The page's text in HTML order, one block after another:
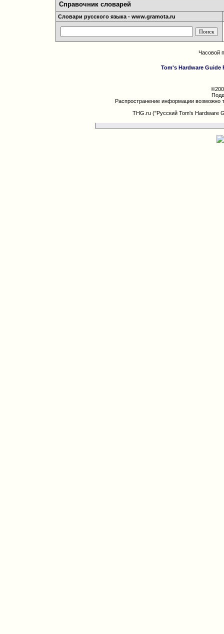
Справочник словарей
Словари русского языка - www.gramota.ru
Часовой
Tom's Hardware Guide
Распространение информации возможно
THG.ru ("Русский Tom's Hardware